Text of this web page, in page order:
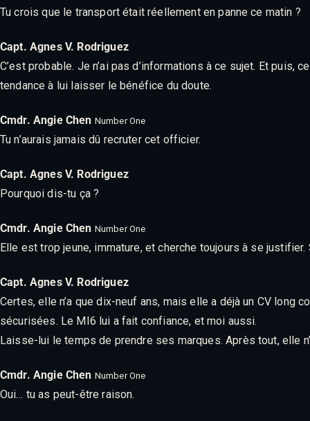
Tu crois que le transport était réellement en panne ce matin ?
Capt. Agnes V. Rodriguez
C’est probable. Je n’ai pas d’informations à ce sujet. Et puis,
tendance à lui laisser le bénéfice du doute.
Cmdr. Angie Chen Number One
Tu n’aurais jamais dû recruter cet officier.
Capt. Agnes V. Rodriguez
Pourquoi dis-tu ça ?
Cmdr. Angie Chen Number One
Elle est trop jeune, immature, et cherche toujours à se justifier.
Capt. Agnes V. Rodriguez
Certes, elle n’a que dix-neuf ans, mais elle a déjà un CV long
sécurisées. Le MI6 lui a fait confiance, et moi aussi.
Laisse-lui le temps de prendre ses marques. Après tout, elle
Cmdr. Angie Chen Number One
Oui… tu as peut-être raison.